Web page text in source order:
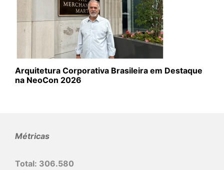
Arquitetura Corporativa Brasileira em Destaque
na NeoCon 2026
Métricas
Total: 306.580